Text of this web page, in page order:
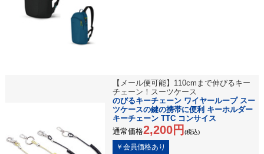
【メール便可能】110cmまで伸びるキー
チェーン！スーツケース
のびるキーチェーン ワイヤーループ スー
ツケースの鍵の携帯に便利 キーホルダー
キーチェーン TTC コンサイス
通常価格2,200円 (税込)